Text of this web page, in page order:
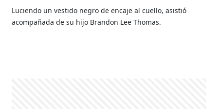
Luciendo un vestido negro de encaje al cuello, asistió
acompañada de su hijo Brandon Lee Thomas.